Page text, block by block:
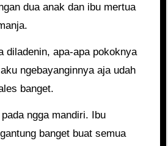
dua anak dan ibu mertua
diladenin, apa-apa pokoknya
ngebayanginnya aja udah
banget.
ngga mandiri. Ibu
banget buat semua